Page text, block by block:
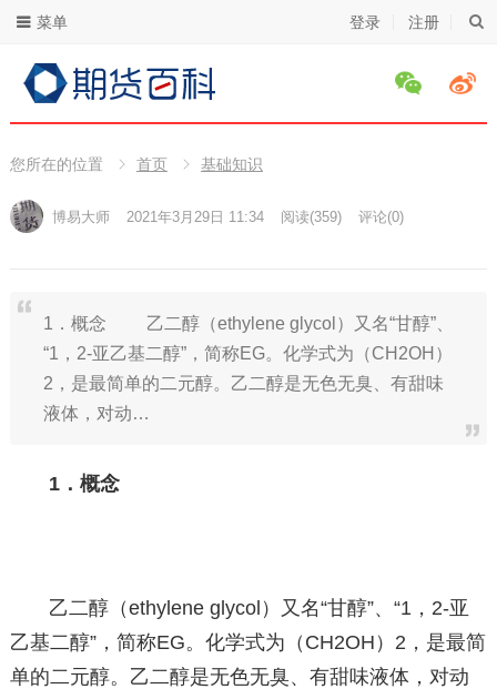
登录 注册
菜单
您所在的位置 首页 基础知识
博易大师 2021年3月29日 11:34 阅读(359) 评论(0)
1．概念 乙二醇（ethylene glycol）又名“甘醇”、
“1，2-亚乙基二醇”，简称EG。化学式为（CH2OH）
2，是最简单的二元醇。乙二醇是无色无臭、有甜味
液体，对动…
1．概念
乙二醇（ethylene glycol）又名“甘醇”、“1，2-亚
乙基二醇”，简称EG。化学式为（CH2OH）2，是最简
单的二元醇。乙二醇是无色无臭、有甜味液体，对动